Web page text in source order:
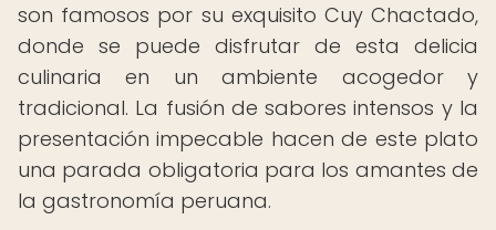
son famosos por su exquisito Cuy Chactado,
donde se puede disfrutar de esta delicia
culinaria en un ambiente acogedor y
tradicional. La fusión de sabores intensos y la
presentación impecable hacen de este plato
una parada obligatoria para los amantes de
la gastronomía peruana.